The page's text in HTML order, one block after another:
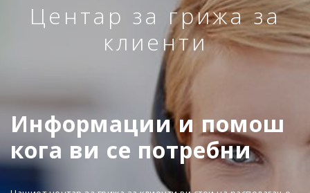
Центар за грижа за
клиенти
Информации и помош
кога ви се потребни